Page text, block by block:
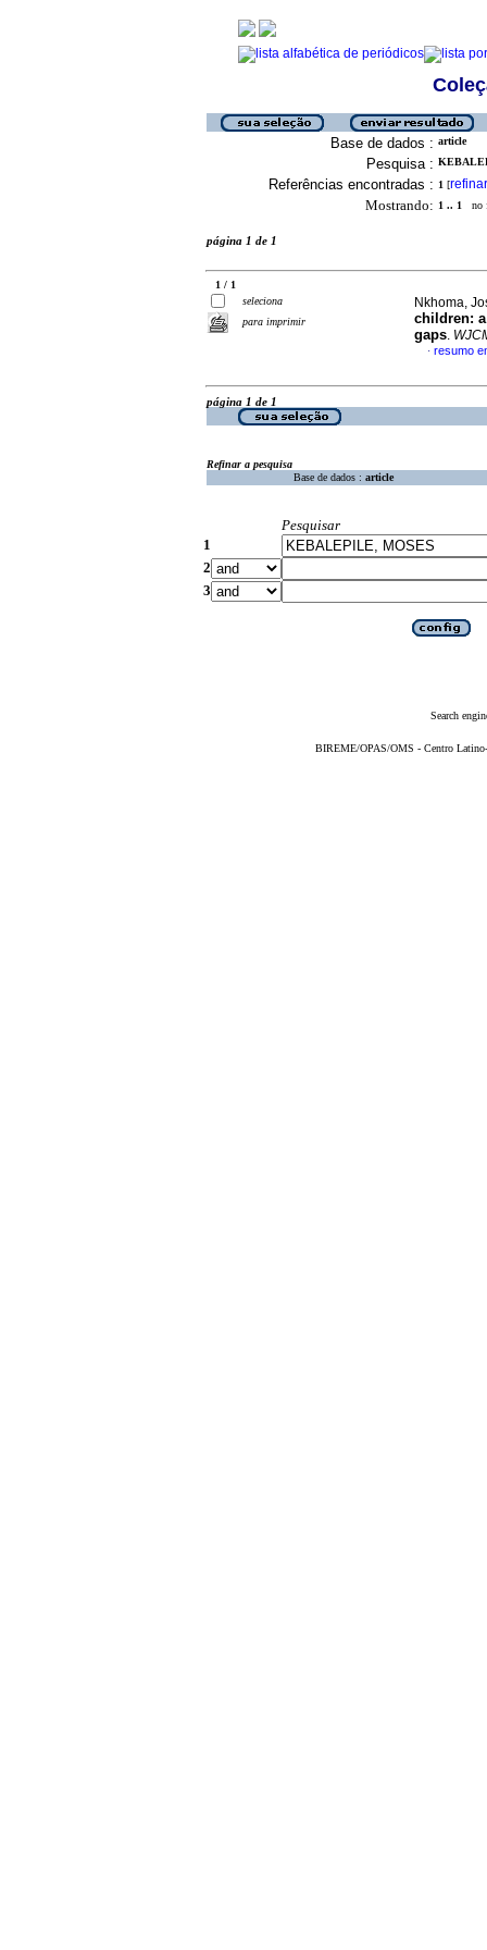
Base de dados : article
Pesquisa :
Referências encontradas : 1 [refinar
Mostrando: 1 .. 1 no
página 1 de 1
1 / 1
seleciona
para imprimir
Nkhoma,
children:
gaps.
· resumo
página 1 de 1
Refinar a pesquisa
Base de dados : article
Pesquisar
1
2
3
Search
BIREME/OPAS/OMS - Centro Latino-